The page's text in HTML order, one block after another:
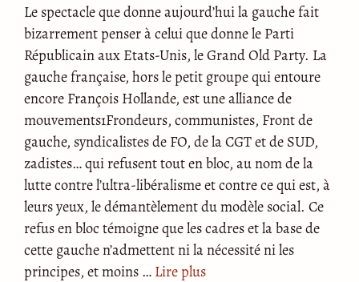
Le spectacle que donne aujourd’hui la gauche fait
bizarrement penser à celui que donne le Parti
Républicain aux Etats-Unis, le Grand Old Party. La
gauche française, hors le petit groupe qui entoure
encore François Hollande, est une alliance de
mouvements1Frondeurs, communistes, Front de
gauche, syndicalistes de FO, de la CGT et de SUD,
zadistes… qui refusent tout en bloc, au nom de la
lutte contre l’ultra-libéralisme et contre ce qui est, à
leurs yeux, le démantèlement du modèle social. Ce
refus en bloc témoigne que les cadres et la base de
cette gauche n’admettent ni la nécessité ni les
principes, et moins … Lire plus